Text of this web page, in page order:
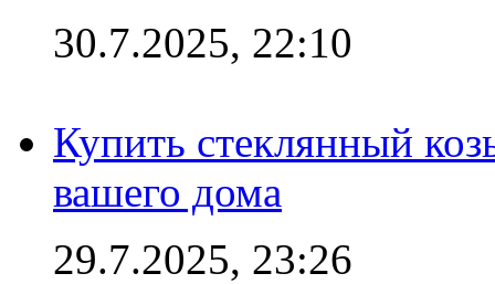
30.7.2025, 22:10
Купить стеклянный
вашего дома
29.7.2025, 23:26